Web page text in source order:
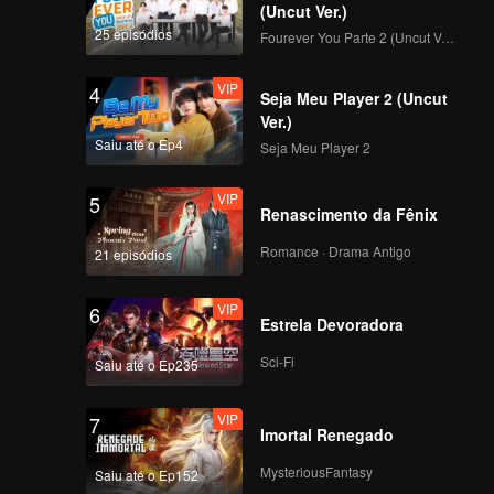
25 episódios
(Uncut Ver.)
Fourever You Parte 2 (Uncut Ver.)
4
Saiu até o Ep4
VIP
Seja Meu Player 2 (Uncut
Ver.)
Seja Meu Player 2
5
21 episódios
VIP
Renascimento da Fênix
Romance · Drama Antigo
6
Saiu até o Ep235
VIP
Estrela Devoradora
Sci-Fi
7
Saiu até o Ep152
VIP
Imortal Renegado
MysteriousFantasy